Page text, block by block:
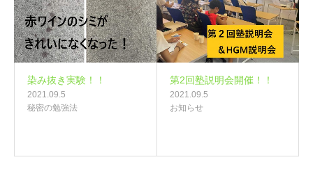
染み抜き実験！！
2021.09.5
秘密の勉強法
第2回塾説明会開催！！
2021.09.5
お知らせ
お問い合わせ